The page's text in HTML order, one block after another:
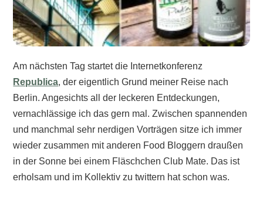
Am nächsten Tag startet die Internetkonferenz
Republica, der eigentlich Grund meiner Reise nach
Berlin. Angesichts all der leckeren Entdeckungen,
vernachlässige ich das gern mal. Zwischen spannenden
und manchmal sehr nerdigen Vorträgen sitze ich immer
wieder zusammen mit anderen Food Bloggern draußen
in der Sonne bei einem Fläschchen Club Mate. Das ist
erholsam und im Kollektiv zu twittern hat schon was.